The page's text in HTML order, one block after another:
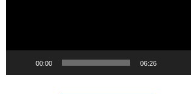
00:00 06:26